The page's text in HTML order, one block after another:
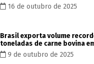
16 de outubro de 2025
Brasil exporta volume
toneladas de carne bovina
9 de outubro de 2025